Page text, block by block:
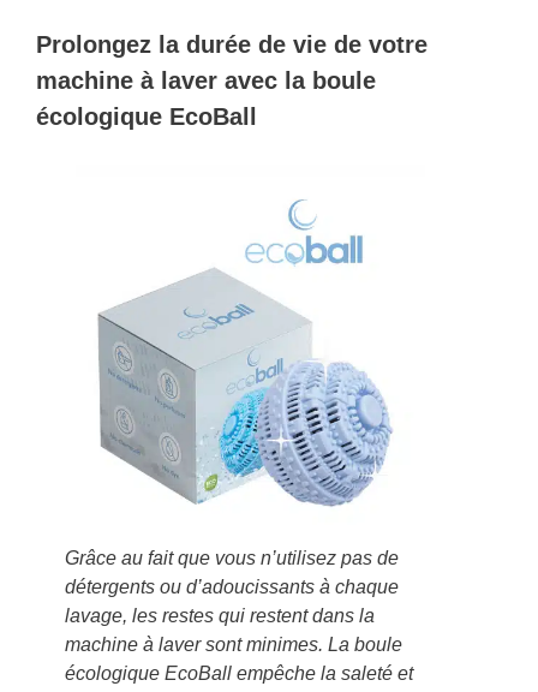
Prolongez la durée de vie de votre
machine à laver avec la boule
écologique EcoBall
Grâce au fait que vous n’utilisez pas de
détergents ou d’adoucissants à chaque
lavage, les restes qui restent dans la
machine à laver sont minimes. La boule
écologique EcoBall empêche la saleté et